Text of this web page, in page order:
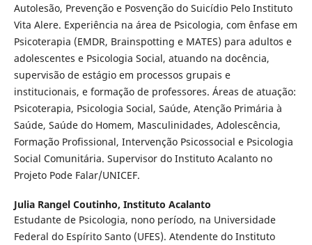
Autolesão, Prevenção e Posvenção do Suicídio Pelo Instituto
Vita Alere. Experiência na área de Psicologia, com ênfase em
Psicoterapia (EMDR, Brainspotting e MATES) para adultos e
adolescentes e Psicologia Social, atuando na docência,
supervisão de estágio em processos grupais e
institucionais, e formação de professores. Áreas de atuação:
Psicoterapia, Psicologia Social, Saúde, Atenção Primária à
Saúde, Saúde do Homem, Masculinidades, Adolescência,
Formação Profissional, Intervenção Psicossocial e Psicologia
Social Comunitária. Supervisor do Instituto Acalanto no
Projeto Pode Falar/UNICEF.
Julia Rangel Coutinho, Instituto Acalanto
Estudante de Psicologia, nono período, na Universidade
Federal do Espírito Santo (UFES). Atendente do Instituto